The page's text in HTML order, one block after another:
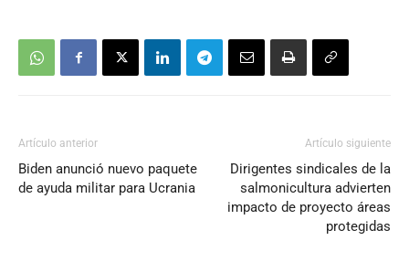
Artículo anterior
Biden anunció nuevo paquete
de ayuda militar para Ucrania
Artículo siguiente
Dirigentes sindicales de la
salmonicultura advierten
impacto de proyecto áreas
protegidas